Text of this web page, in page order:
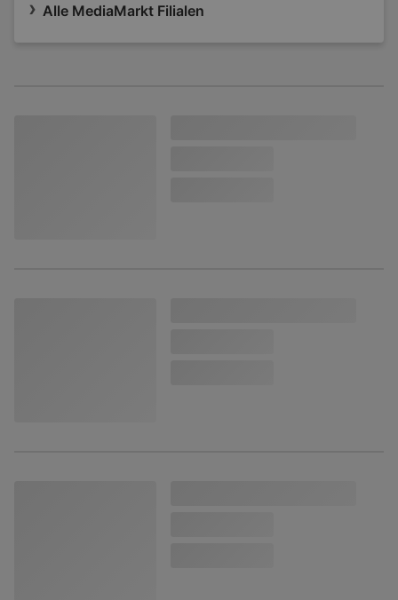
Alle MediaMarkt Filialen